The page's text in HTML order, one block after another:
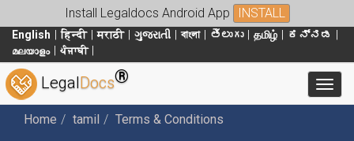
Install Legaldocs Android App INSTALL
English हिन्दी मराठी ગુજરાતી বাংলা తెలుగు தமிழ்
ಕನ್ನಡ
മലയാളം
ਪੰਜਾਬੀ
LegalDocs®
Home tamil Terms & Conditions